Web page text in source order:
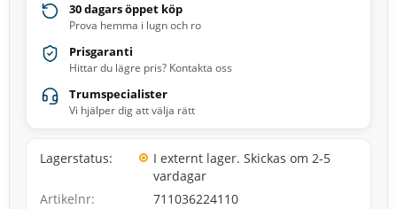
30 dagars öppet köp
Prova hemma i lugn och ro
Prisgaranti
Hittar du lägre pris? Kontakta oss
Trumspecialister
Vi hjälper dig att välja rätt
Lagerstatus
I externt lager. Skickas om 2-5
vardagar
Artikelnr
711036224110